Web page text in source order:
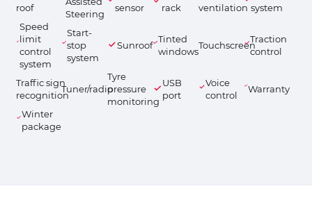
roof
Steering
sensor
rack
ventilation system
Speed
limit
control
system
Start-
stop
system
Sunroof
Tinted
windows
Touchscreen
Traction
control
Traffic sign
recognition
Tuner/radio
Tyre
pressure
monitoring
USB
port
Voice
control
Warranty
Winter
package